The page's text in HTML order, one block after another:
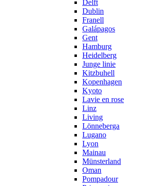
Delft
Dublin
Franell
Galápagos
Gent
Hamburg
Heidelberg
Junge linie
Kitzbuhell
Kopenhagen
Kyoto
Lavie en rose
Linz
Living
Lönneberga
Lugano
Lyon
Mainau
Münsterland
Oman
Pompadour